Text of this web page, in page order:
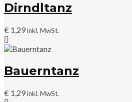
Dirndltanz
€ 1,29inkl. MwSt.
Bauerntanz
€ 1,29inkl. MwSt.